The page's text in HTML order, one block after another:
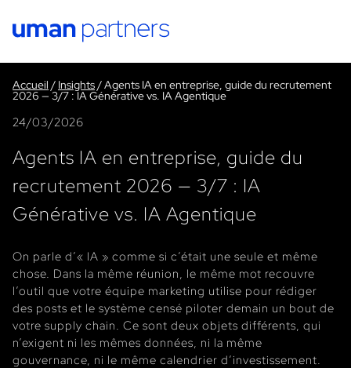
Accueil / Insights/Agents IA en entreprise, guide du recrutement
2026 — 3/7 : IA Générative vs. IA Agentique
24/03/2026
Agents IA en entreprise, guide du
recrutement 2026 — 3/7 : IA
Générative vs. IA Agentique
On parle d’« IA » comme si c’était une seule et même
chose. Dans la même réunion, le même mot recouvre
l’outil que votre équipe marketing utilise pour rédiger
des posts et le système censé piloter demain un bout de
votre supply chain. Ce sont deux objets différents, qui
n’exigent ni les mêmes données, ni la même
gouvernance, ni le même calendrier d’investissement.